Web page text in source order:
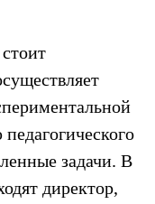
задачи. В
директор,